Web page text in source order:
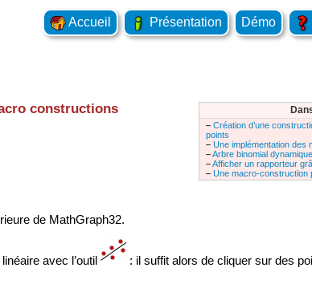
Accueil Présentation Démo
– Création d’une
points
– Une implémentation des
–Arbre binomial
–Afficher un rapporteur
– Une macro-construction
constructions
de MathGraph32.
avec l’outil
: il suffit alors de cliquer sur des